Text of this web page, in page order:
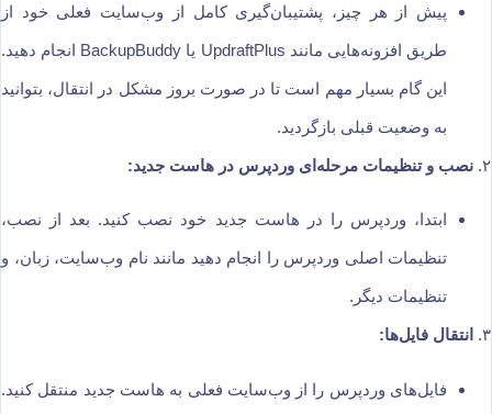
پیش از هر چیز، پشتیبان‌گیری کامل از وب‌سایت فعلی خود از
طریق افزونه‌هایی مانند UpdraftPlus یا BackupBuddy انجام دهید.
این گام بسیار مهم است تا در صورت بروز مشکل در انتقال، بتوانید
به وضعیت قبلی بازگردید.
۲. نصب و تنظیمات مرحله‌ای وردپرس در هاست جدید:
ابتدا، وردپرس را در هاست جدید خود نصب کنید. بعد از نصب،
تنظیمات اصلی وردپرس را انجام دهید مانند نام وب‌سایت، زبان، و
تنظیمات دیگر.
۳. انتقال فایل‌ها:
فایل‌های وردپرس را از وب‌سایت فعلی به هاست جدید منتقل کنید.